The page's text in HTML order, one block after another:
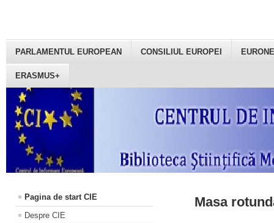
PARLAMENTUL EUROPEAN CONSILIUL EUROPEI
ERASMUS+
Pagina de start CIE
Despre CIE
Masa